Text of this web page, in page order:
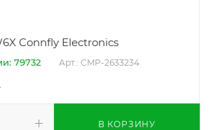
Connfly Electronics
79732 Арт.: CMP-2633234
В КОРЗИНУ